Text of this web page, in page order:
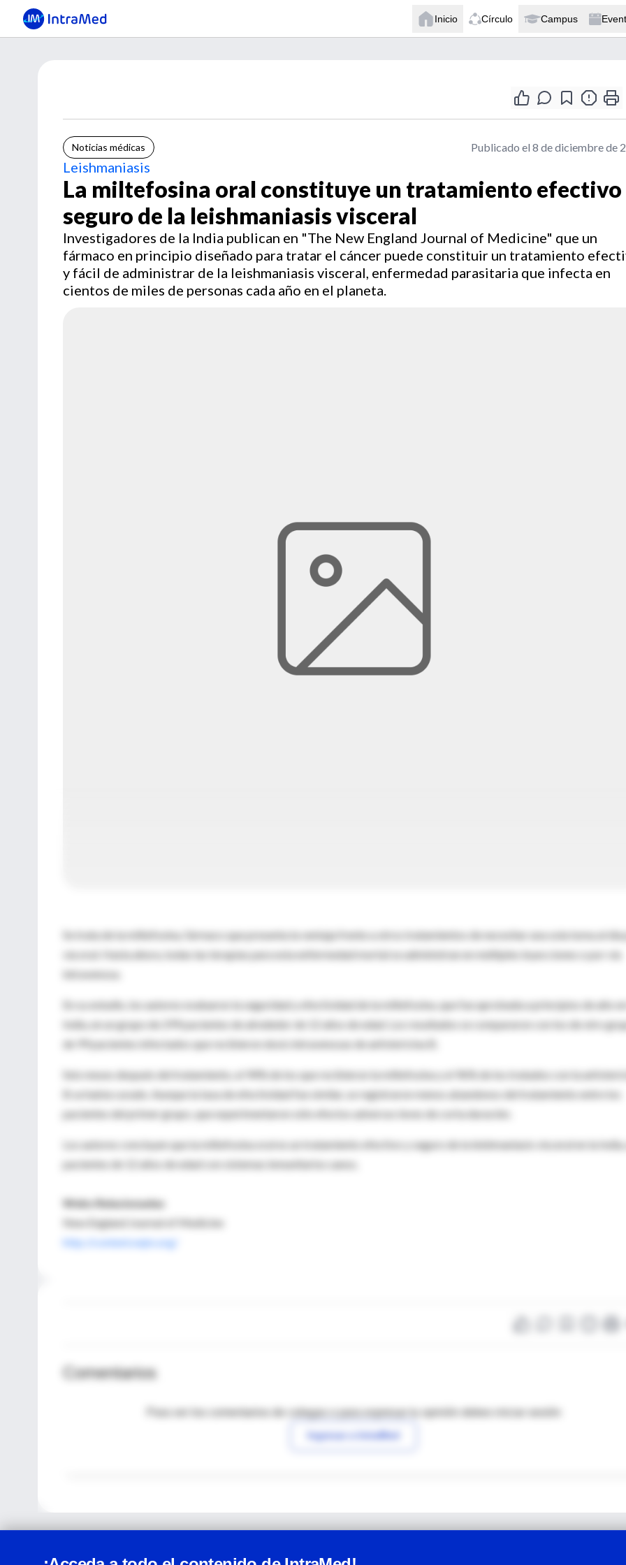
Inicio Círculo Campus
Noticias médicas Publicado el 8 de diciembre de
Leishmaniasis
La miltefosina oral constituye un tratamiento efectivo
seguro de la leishmaniasis visceral
Investigadores de la India publican en "The New England Journal of Medicine" que un
fármaco en principio diseñado para tratar el cáncer puede constituir un tratamiento
y fácil de administrar de la leishmaniasis visceral, enfermedad parasitaria que infecta en
cientos de miles de personas cada año en el planeta.
Se trata de la miltefosina, fármaco que presenta la ventaja frente a otros tratamientos de necesitar una sola toma al día
vía oral. Hasta ahora, todas las terapias para esta enfermedad mortal se administran en múltiples inyecciones o por vía
intravenosa.
En su estudio, los autores evaluaron la seguridad y efectividad de la miltefosina, que fue aprobada a principios de año
India, en un grupo de 299 pacientes de alrededor de 12 años de edad. Los resultados se compararon con los de otro
de 99 pacientes infectados que recibieron dosis intravenosas de anfotericina B.
Seis meses después del tratamiento, el 94% de los que recibieron la miltefosina y el 96% de los tratados con la
B se había curado. Aunque la tasa de efectividad fue similar, se registraron menos abandonos del tratamiento entre los
pacientes del primer grupo, que experimentaron sólo efectos adversos leves de corta duración.
Los autores concluyen que la miltefosina oral es un tratamiento efectivo y seguro de la leishmaniasis visceral en la
pacientes de 12 años de edad con sistemas inmunitarios sanos.
Webs Relacionadas
New England Journal of Medicine
http://content.nejm.org/
Comentarios
Para ver los comentarios de colegas o para expresar tu opinión debes iniciar sesión
Ingresar a IntraMed